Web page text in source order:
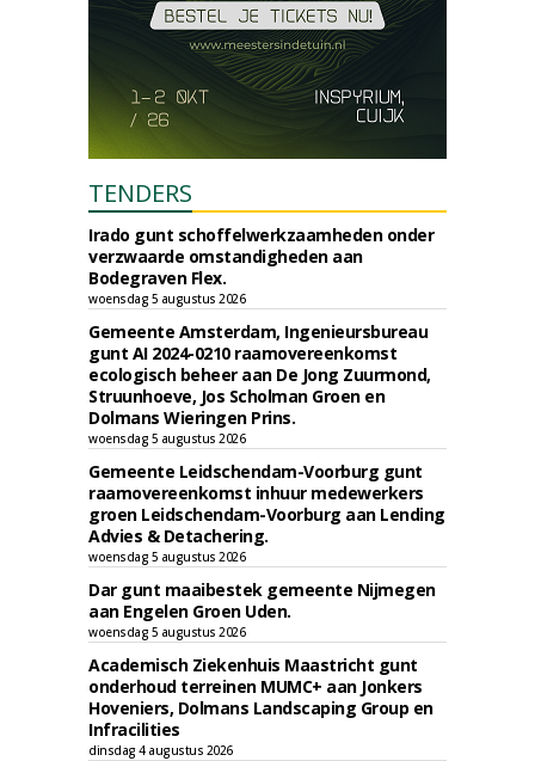
TENDERS
Irado gunt schoffelwerkzaamheden onder
verzwaarde omstandigheden aan
Bodegraven Flex.
woensdag 5 augustus 2026
Gemeente Amsterdam, Ingenieursbureau
gunt AI 2024-0210 raamovereenkomst
ecologisch beheer aan De Jong Zuurmond,
Struunhoeve, Jos Scholman Groen en
Dolmans Wieringen Prins.
woensdag 5 augustus 2026
Gemeente Leidschendam-Voorburg gunt
raamovereenkomst inhuur medewerkers
groen Leidschendam-Voorburg aan Lending
Advies & Detachering.
woensdag 5 augustus 2026
Dar gunt maaibestek gemeente Nijmegen
aan Engelen Groen Uden.
woensdag 5 augustus 2026
Academisch Ziekenhuis Maastricht gunt
onderhoud terreinen MUMC+ aan Jonkers
Hoveniers, Dolmans Landscaping Group en
Infracilities
dinsdag 4 augustus 2026